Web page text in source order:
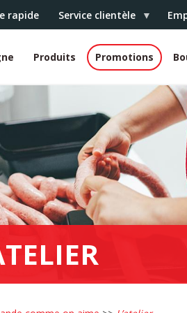
rapide Service clientèle
Produits Promotions